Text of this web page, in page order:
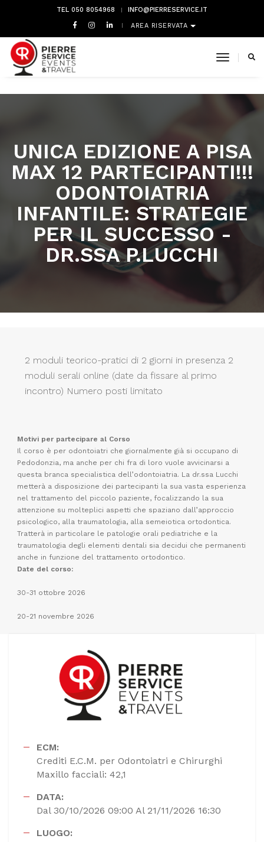
TEL 050 8054968 INFO@PIERRESERVICE.IT
AREA RISERVATA
toggle
UNICA EDIZIONE A PISA
MAX 12 PARTECIPANTI!!!
ODONTOIATRIA
INFANTILE: STRATEGIE
PER IL SUCCESSO -
DR.SSA P.LUCCHI
2 moduli teorico-pratici di 2 giorni in presenza 2
moduli serali online (date da fissare al primo
incontro) Numero posti limitato
Motivi per partecipare al Corso
Il corso è per odontoiatri che giornalmente già si occupano di
Pedodonzia, ma anche per chi fra di loro vuole avvicinarsi a
questa branca specialistica dell’odontoiatria. La dr.ssa Lucchi
metterà a disposizione dei partecipanti la sua vasta esperienza
nel trattamento del piccolo paziente, focalizzando la sua
attenzione su molteplici aspetti che spaziano dall’approccio
psicologico, alla traumatologia, alla semeiotica ortodontica.
Tratterà in particolare le patologie orali pediatriche e la
traumatologia degli elementi dentali sia decidui che permanenti
anche in funzione del trattamento ortodontico.
Date del corso:
30-31 ottobre 2026
20-21 novembre 2026
ECM:
Crediti E.C.M. per Odontoiatri e Chirurghi
Maxillo facciali: 42,1
DATA:
Dal 30/10/2026 09:00 Al 21/11/2026 16:30
LUOGO: